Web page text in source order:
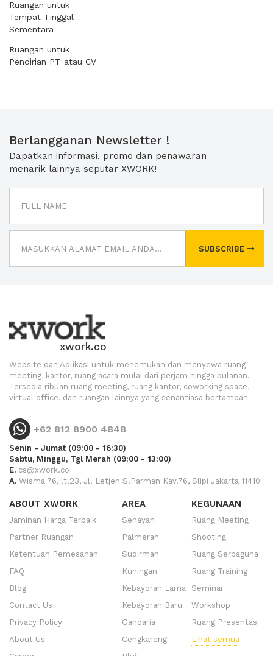
Ruangan untuk
Tempat Tinggal
Sementara
Ruangan untuk
Pendirian PT atau CV
Berlangganan Newsletter !
Dapatkan informasi, promo dan penawaran
menarik lainnya seputar XWORK!
SUBSCRIBE
xwork.co
Website dan Aplikasi untuk menemukan dan menyewa ruang
meeting, kantor, ruang acara mulai dari perjam hingga bulanan.
Tersedia ribuan ruang meeting, ruang kantor, coworking space,
virtual office, dan ruangan lainnya yang senantiasa bertambah
+62 812 8900 4848
Senin - Jumat (09:00 - 16:30)
Sabtu, Minggu, Tgl Merah (09:00 - 13:00)
E. cs@xwork.co
A. Wisma 76, lt.23, Jl. Letjen S.Parman Kav.76, Slipi Jakarta 11410
ABOUT XWORK
Jaminan Harga Terbaik
Partner Ruangan
Ketentuan Pemesanan
FAQ
Blog
Contact Us
Privacy Policy
About Us
AREA
Senayan
Palmerah
Sudirman
Kuningan
Kebayoran Lama
Kebayoran Baru
Gandaria
Cengkareng
KEGUNAAN
Ruang Meeting
Shooting
Ruang Serbaguna
Ruang Training
Seminar
Workshop
Ruang Presentasi
Lihat semua